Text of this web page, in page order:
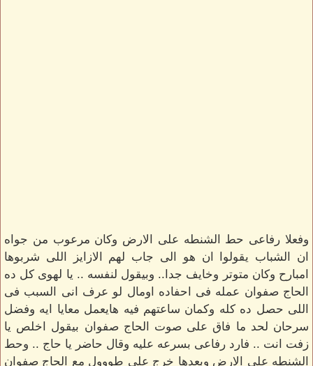
وفعلا رفاعى حط الشنطه على الارض وكان مرعوب من جواه
ان الشباب يقولوا ان هو الى جاب لهم الازايز اللى شربوها
امبارح وكان متوتر وخايف جدا.. وبيقول لنفسه .. يا لهوى كل ده
الحاج صفوان عمله فى احفاده اومال لو عرف انى السبب فى
اللى حصل ده كله وكمان ساعتهم فيه هايعمل معايا ايه وفضل
سرحان لحد ما فاق على صوت الحاج صفوان بيقول اخلص يا
زفت انت .. فارد رفاعى بسرعه عليه وقال حاضر يا حاج .. وحط
الشنطه على الارض وبعدها خرج على طووول مع الحاج صفوان